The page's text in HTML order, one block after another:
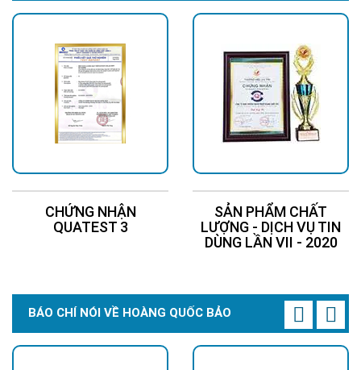
\
CHỨNG NHẬN
QUATEST 3
SẢN PHẨM CHẤT
LƯỢNG - DỊCH VỤ TIN
DÙNG LẦN VII - 2020
BÁO CHÍ NÓI VỀ HOÀNG QUỐC BẢO